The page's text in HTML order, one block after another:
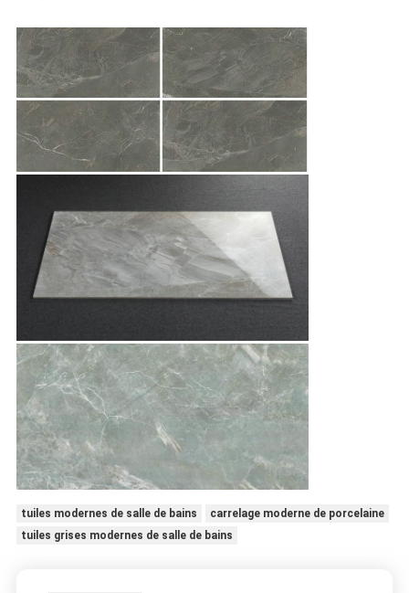
tuiles modernes de salle de bains
carrelage moderne de porcelaine
tuiles grises modernes de salle de bains